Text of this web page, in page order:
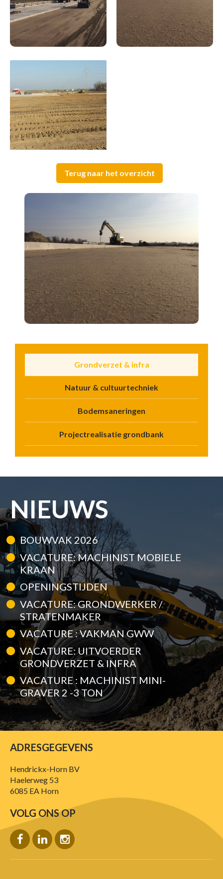
Terug naar het overzicht
Grondverzet & infra
Natuur & cultuurtechniek
Bodemsaneringen
Projectrealisatie grondbank
NIEUWS
BOUWVAK 2026
VACATURE: MACHINIST MOBIELE
KRAAN
OPENINGSTIJDEN
VACATURE: GRONDWERKER /
STRATENMAKER
VACATURE : VAKMAN GWW
VACATURE: UITVOERDER
GRONDVERZET & INFRA
VACATURE : MACHINIST MINI-
GRAVER 2 -3 TON
ADRESGEGEVENS
Hendrickx-Horn BV
Haelerweg 53
6085 EA Horn
VOLG ONS OP